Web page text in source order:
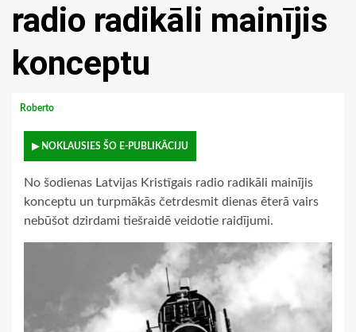
radio radikāli mainījis
konceptu
Roberto
▶ NOKLAUSIES ŠO E-PUBLIKĀCIJU
No šodienas Latvijas Kristīgais radio radikāli mainījis
konceptu un turpmākās četrdesmit dienas ēterā vairs
nebūšot dzirdami tiešraidē veidotie raidījumi.